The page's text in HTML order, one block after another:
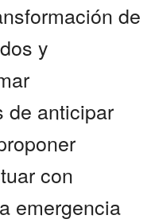
de
y
de anticipar
con
emergencia